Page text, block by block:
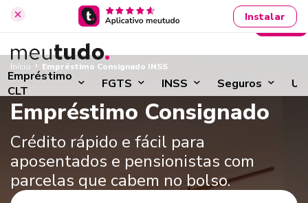
Instalar
Empréstimo
CLT
FGTS INSS Seguros
Entrar
Início › Empréstimo Consignado INSS
Empréstimo Consignado
Crédito rápido e fácil para
aposentados e pensionistas com
parcelas que cabem no bolso.